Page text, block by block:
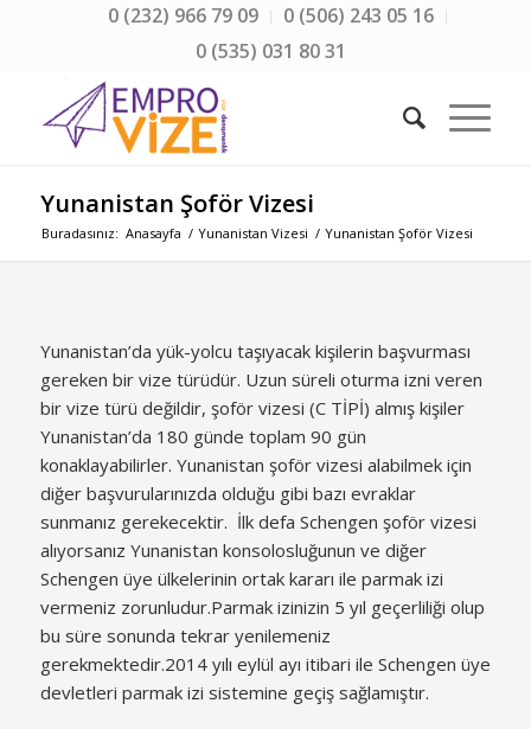
0 (232) 966 79 09
0 (506) 243 05 16
0 (535) 031 80 31
Yunanistan Şoför Vizesi
Buradasınız: Anasayfa / Yunanistan Vizesi / Yunanistan Şoför Vizesi
Yunanistan’da yük-yolcu taşıyacak kişilerin başvurması
gereken bir vize türüdür. Uzun süreli oturma izni veren
bir vize türü değildir, şoför vizesi (C TİPİ) almış kişiler
Yunanistan’da 180 günde toplam 90 gün
konaklayabilirler. Yunanistan şoför vizesi alabilmek için
diğer başvurularınızda olduğu gibi bazı evraklar
sunmanız gerekecektir. ​ İlk defa Schengen şoför vizesi
alıyorsanız Yunanistan konsolosluğunun ve diğer
Schengen üye ülkelerinin ortak kararı ile parmak izi
vermeniz zorunludur.Parmak izinizin 5 yıl geçerliliği olup
bu süre sonunda tekrar yenilemeniz
gerekmektedir.2014 yılı eylül ayı itibari ile Schengen üye
devletleri parmak izi sistemine geçiş sağlamıştır.